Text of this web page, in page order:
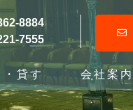
8884
7555
・貸す 会社案内